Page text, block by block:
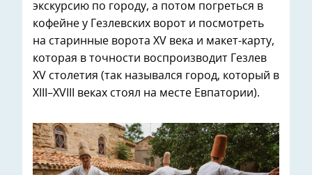
экскурсию по городу, а потом погреться в
кофейне у Гезлевских ворот и посмотреть
на старинные ворота XV века и макет-карту,
которая в точности воспроизводит Гезлев
XV столетия (так назывался город, который в
XIII–XVIII веках стоял на месте Евпатории).